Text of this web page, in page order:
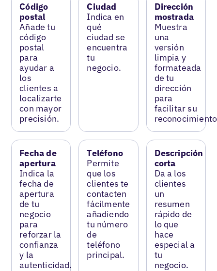
Código
postal
Añade tu
código
postal
para
ayudar a
los
clientes a
localizarte
con mayor
precisión.
Ciudad
Indica en
qué
ciudad se
encuentra
tu
negocio.
Dirección
mostrada
Muestra
una
versión
limpia y
formateada
de tu
dirección
para
facilitar su
Fecha de
apertura
Indica la
fecha de
apertura
de tu
negocio
para
reforzar la
confianza
y la
autenticidad.
Teléfono
Permite
que los
clientes te
contacten
fácilmente
añadiendo
tu número
de
teléfono
principal.
Descripción
corta
Da a los
clientes
un
resumen
rápido de
lo que
hace
especial a
tu
negocio.